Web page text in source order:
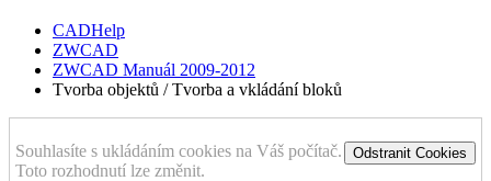
CADHelp
ZWCAD
ZWCAD Manuál 2009-2012
Tvorba objektů / Tvorba a vkládání bloků
Odstranit Cookies
Souhlasíte s ukládáním cookies na Váš počítač.
Toto rozhodnutí lze změnit.